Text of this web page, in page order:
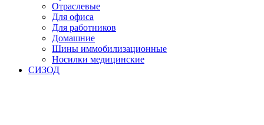
Отраслевые
Для офиса
Для работников
Домашние
Шины иммобилизационные
Носилки медицинские
СИЗОД